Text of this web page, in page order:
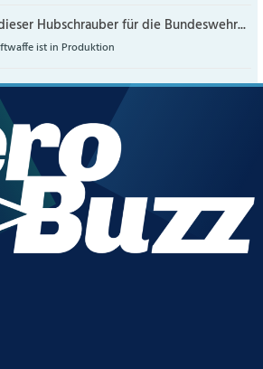
Hubschrauber für die Bundeswehr...
ist in Produktion